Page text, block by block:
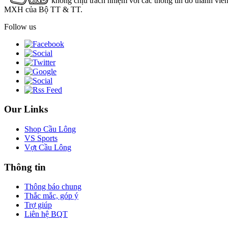
MXH của Bộ TT & TT.
Follow us
Our Links
Shop Cầu Lông
VS Sports
Vợt Cầu Lông
Thông tin
Thông báo chung
Thắc mắc, góp ý
Trợ giúp
Liên hệ BQT